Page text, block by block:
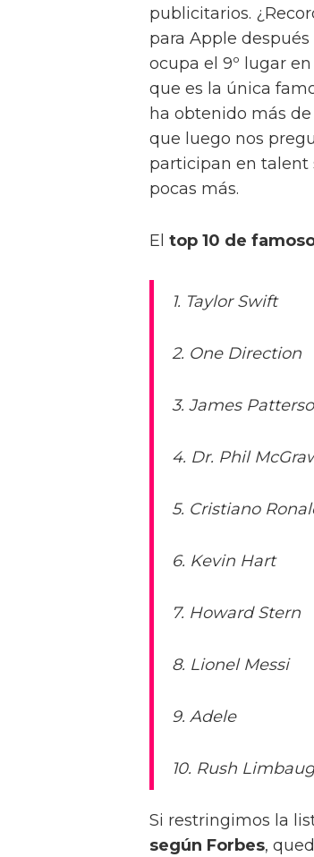
publicitarios.
para Apple
ocupa el 9º lugar
que es la única
ha obtenido más
que luego nos
participan en talent
pocas más.
El top 10 de
1. Taylor Swift
2. One Direction
3. James
4. Dr. Phil
5. Cristiano
6. Kevin Hart
7. Howard Stern
8. Lionel Messi
9. Adele
10. Rush
Si restringimos la
según Forbes,